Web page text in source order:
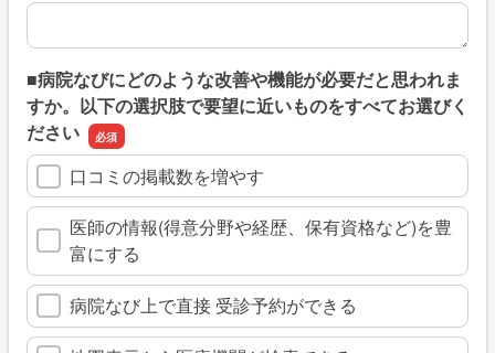
上記のように回答された具体的な理由があればご記入くだ
■病院なびにどのような改善や機能が必要だと思われま
すか。以下の選択肢で要望に近いものをすべてお選びく
ださい
口コミの掲載数を増やす
医師の情報(得意分野や経歴、保有資格など)を豊
富にする
病院なび上で直接 受診予約ができる